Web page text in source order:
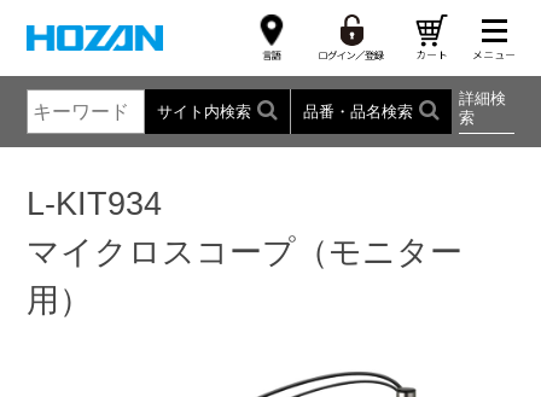
サイト内検索 品番・品名検索
詳細検
索
L-KIT934
マイクロスコープ（モニター
用）